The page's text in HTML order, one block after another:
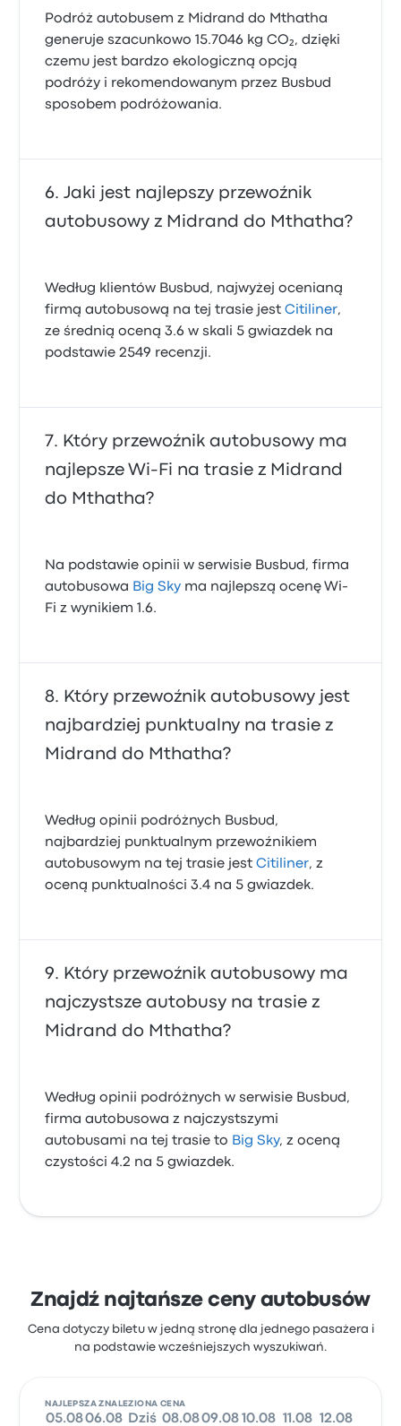
Podróż autobusem z Midrand do Mthatha
generuje szacunkowo 15.7046 kg CO₂, dzięki
czemu jest bardzo ekologiczną opcją
podróży i rekomendowanym przez Busbud
sposobem podróżowania.
Jaki jest najlepszy przewoźnik
autobusowy z Midrand do Mthatha?
Według klientów Busbud, najwyżej ocenianą
firmą autobusową na tej trasie jestCitiliner,
ze średnią oceną 3.6 w skali 5 gwiazdek na
podstawie 2549 recenzji.
Który przewoźnik autobusowy ma
najlepsze Wi‑Fi na trasie z Midrand
do Mthatha?
Na podstawie opinii w serwisie Busbud, firma
autobusowa Big Sky ma najlepszą ocenę Wi-
Fi z wynikiem 1.6.
Który przewoźnik autobusowy jest
najbardziej punktualny na trasie z
Midrand do Mthatha?
Według opinii podróżnych Busbud,
najbardziej punktualnym przewoźnikiem
autobusowym na tej trasie jestCitiliner, z
oceną punktualności 3.4 na 5 gwiazdek.
Który przewoźnik autobusowy ma
najczystsze autobusy na trasie z
Midrand do Mthatha?
Według opinii podróżnych w serwisie Busbud,
firma autobusowa z najczystszymi
autobusami na tej trasie to Big Sky, z oceną
czystości 4.2 na 5 gwiazdek.
Znajdź najtańsze ceny autobusów
Cena dotyczy biletu w jedną stronę dla jednego pasażera i
na podstawie wcześniejszych wyszukiwań.
NAJLEPSZA ZNALEZIONA CENA
05.0806.08 Dziś 08.0809.08 10.08 11.08 12.08